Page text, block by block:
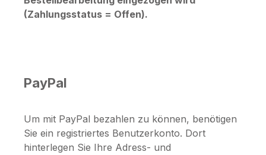
(Zahlungsstatus = Offen).
PayPal
Um mit PayPal bezahlen zu können, benötigen
Sie ein registriertes Benutzerkonto. Dort
hinterlegen Sie Ihre Adress- und